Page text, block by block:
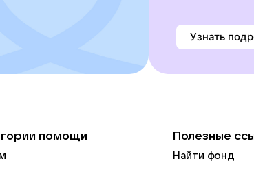
Узнать
помощи Полезные
Найти фонд